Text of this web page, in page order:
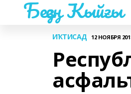
Беҙҙең Ҡыйғы
ИҠТИСАД 12 НОЯБРЯ